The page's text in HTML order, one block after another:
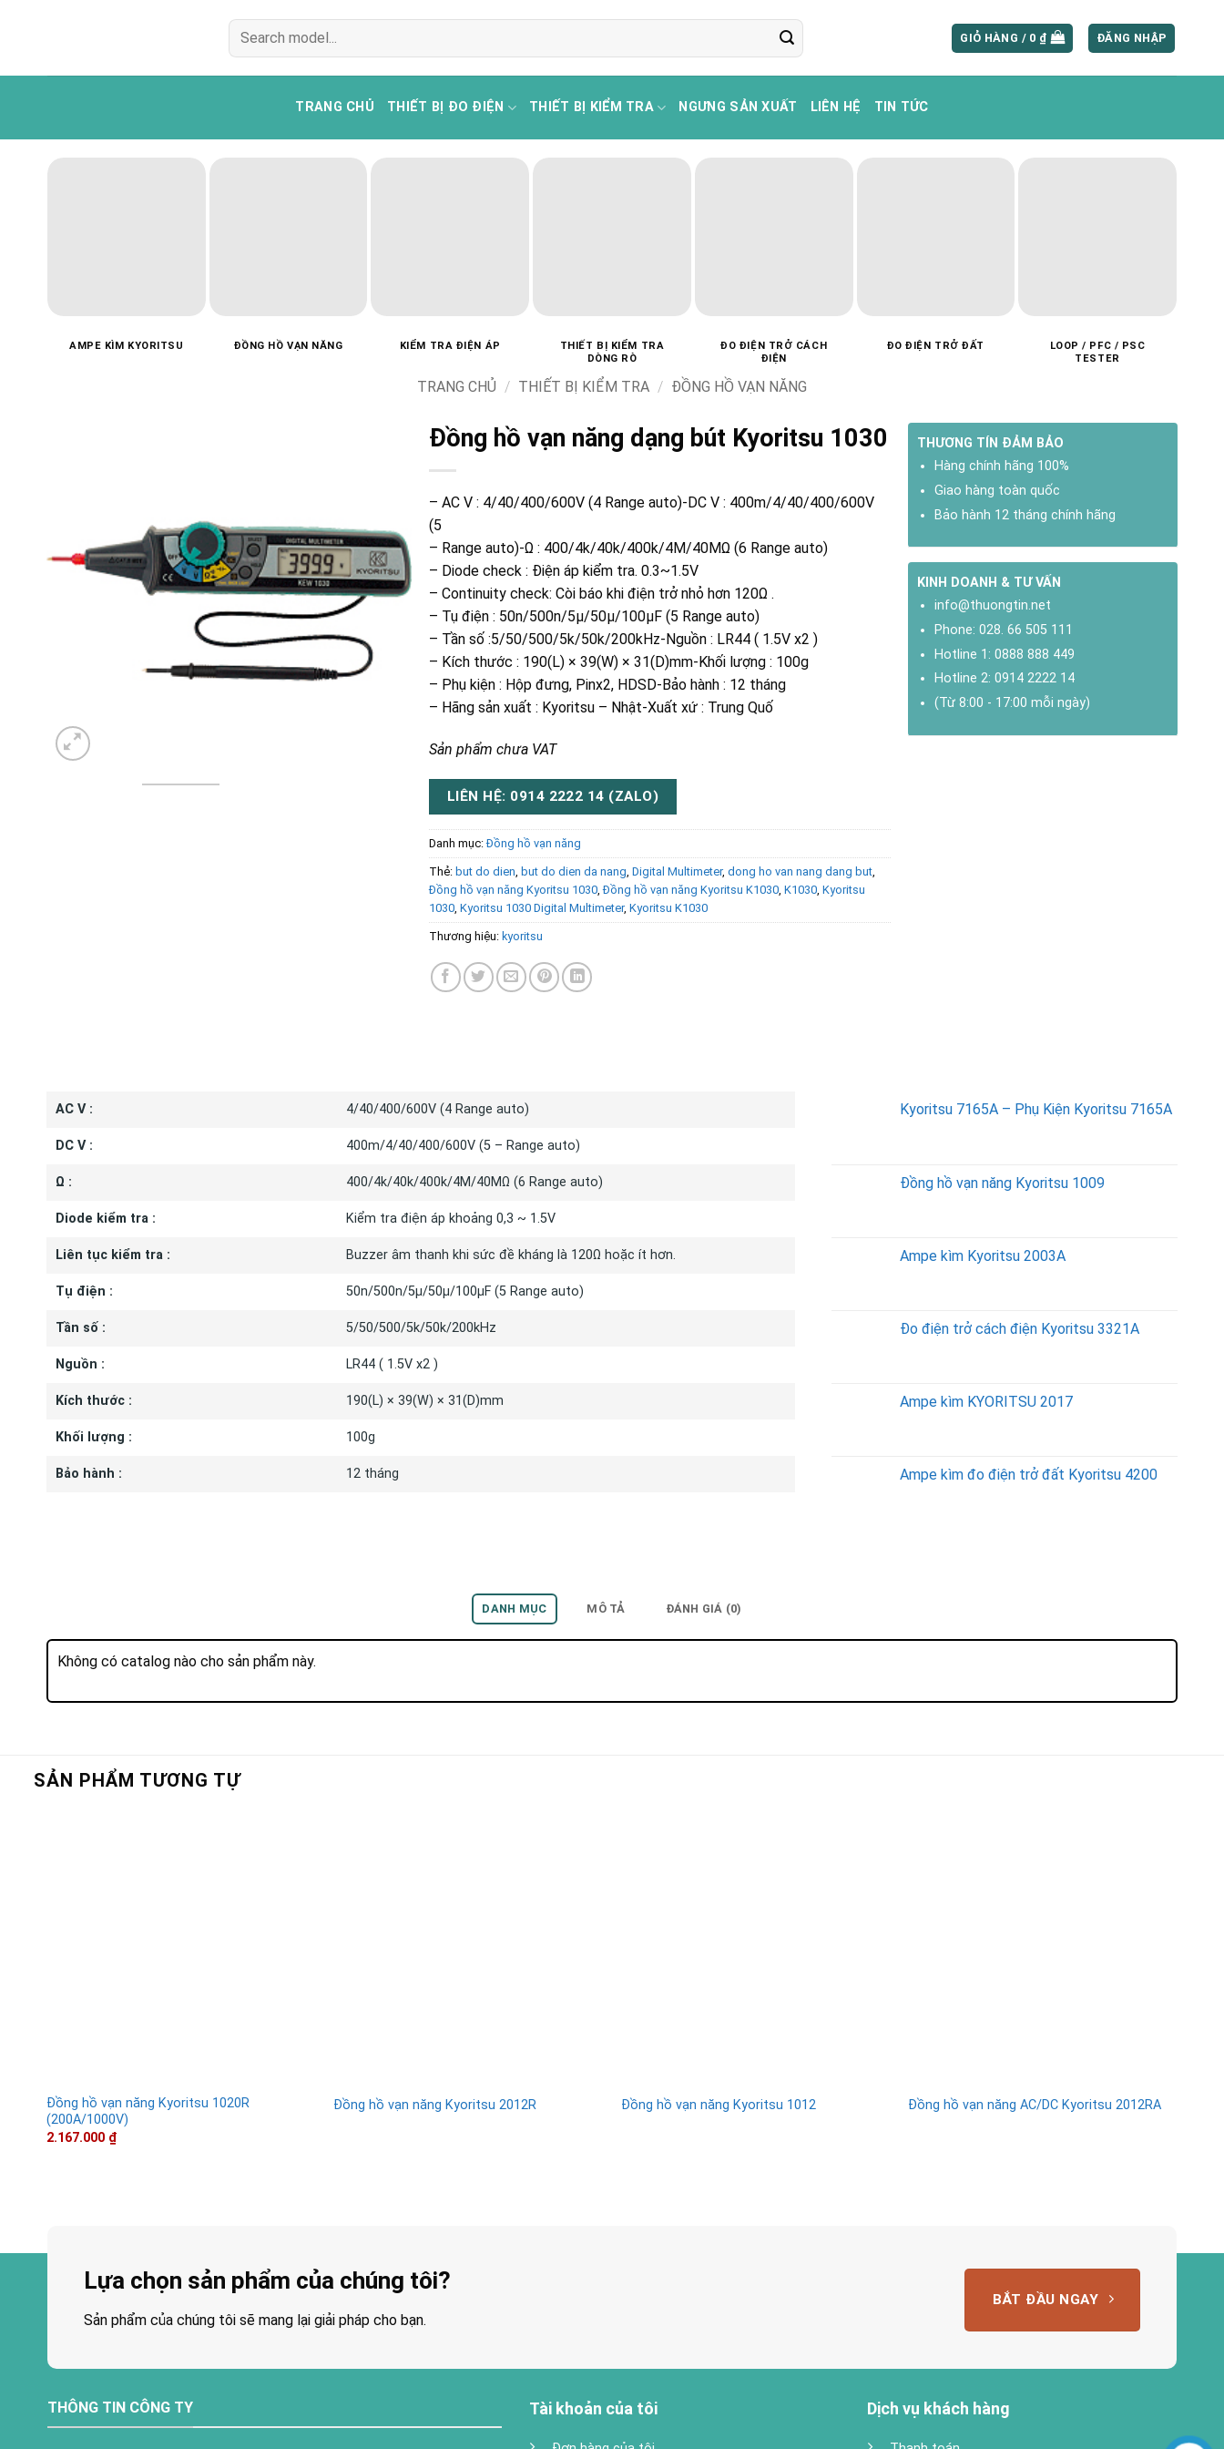
dung
Tìm
kiếm:
GIỎ HÀNG / 0 ₫ ĐĂNG NHẬP
TRANG CHỦ THIẾT BỊ ĐO ĐIỆN THIẾT BỊ KIỂM TRA NGƯNG SẢN XUẤT LIÊN HỆ TIN TỨC
AMPE KÌM KYORITSU ĐỒNG HỒ VẠN NĂNG KIỂM TRA ĐIỆN ÁP
THIẾT BỊ KIỂM TRA
DÒNG RÒ
ĐO ĐIỆN TRỞ CÁCH
ĐIỆN
ĐO ĐIỆN TRỞ ĐẤT
LOOP / PFC / PSC
TESTER
TRANG CHỦ / THIẾT BỊ KIỂM TRA / ĐỒNG HỒ VẠN NĂNG
Đồng hồ vạn năng dạng bút Kyoritsu 1030
– AC V : 4/40/400/600V (4 Range auto)-DC V : 400m/4/40/400/600V
(5
– Range auto)-Ω : 400/4k/40k/400k/4M/40MΩ (6 Range auto)
– Diode check : Điện áp kiểm tra. 0.3~1.5V
– Continuity check: Còi báo khi điện trở nhỏ hơn 120Ω .
– Tụ điện : 50n/500n/5µ/50µ/100µF (5 Range auto)
– Tần số :5/50/500/5k/50k/200kHz-Nguồn : LR44 ( 1.5V x2 )
– Kích thước : 190(L) × 39(W) × 31(D)mm-Khối lượng : 100g
– Phụ kiện : Hộp đưng, Pinx2, HDSD-Bảo hành : 12 tháng
– Hãng sản xuất : Kyoritsu – Nhật-Xuất xứ : Trung Quố
Sản phẩm chưa VAT
LIÊN HỆ: 0914 2222 14 (ZALO)
Danh mục:Đồng hồ vạn năng
Thẻ: but do dien but do dien da nang ,Digital Multimeter,dong ho van nang dang but
Đồng hồ vạn năng Kyoritsu 1030 ,Đồng hồ vạn năng Kyoritsu K1030 ,K1030 ,Kyoritsu
1030 ,Kyoritsu 1030 Digital Multimeter,Kyoritsu K1030
Thương hiệu: kyoritsu
THƯƠNG TÍN ĐẢM BẢO
Hàng chính hãng 100%
Giao hàng toàn quốc
Bảo hành 12 tháng chính hãng
KINH DOANH & TƯ VẤN
info@thuongtin.net
Phone:028. 66 505 111
Hotline 1:0888 888 449
Hotline 2:0914 2222 14
(Từ 8:00 - 17:00 mỗi ngày)
AC V : 4/40/400/600V (4 Range auto)
DC V : 400m/4/40/400/600V (5 – Range auto)
Ω : 400/4k/40k/400k/4M/40MΩ (6 Range auto)
Diode kiểm tra : Kiểm tra điện áp khoảng 0,3 ~ 1.5V
Liên tục kiểm tra : Buzzer âm thanh khi sức đề kháng là 120Ω hoặc ít hơn.
Tụ điện : 50n/500n/5µ/50µ/100µF (5 Range auto)
Tần số : 5/50/500/5k/50k/200kHz
Nguồn : LR44 ( 1.5V x2 )
Kích thước : 190(L) × 39(W) × 31(D)mm
Khối lượng : 100g
Bảo hành : 12 tháng
Kyoritsu 7165A – Phụ Kiện Kyoritsu 7165A
Đồng hồ vạn năng Kyoritsu 1009
Ampe kìm Kyoritsu 2003A
Đo điện trở cách điện Kyoritsu 3321A
Ampe kìm KYORITSU 2017
Ampe kìm đo điện trở đất Kyoritsu 4200
DANH MỤC MÔ TẢ ĐÁNH GIÁ (0)
Không có catalog nào cho sản phẩm này.
SẢN PHẨM TƯƠNG TỰ
Đồng hồ vạn năng Kyoritsu 1020R
(200A/1000V)
2.167.000 ₫
Đồng hồ vạn năng Kyoritsu 2012R Đồng hồ vạn năng Kyoritsu 1012 Đồng hồ vạn năng AC/DC Kyoritsu 2012RA
Lựa chọn sản phẩm của chúng tôi?
Sản phẩm của chúng tôi sẽ mang lại giải pháp cho bạn.
BẮT ĐẦU NGAY
THÔNG TIN CÔNG TY Tài khoản của tôi Dịch vụ khách hàng